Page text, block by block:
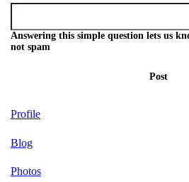
Answering this simple question lets us
not spam
Post
Profile
Blog
Photos